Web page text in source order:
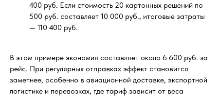
400 руб. Если стоимость 20 картонных решений по
500 руб. составляет 10 000 руб., итоговые затраты
— 110 400 руб.
В этом примере экономия составляет около 6 600 руб. за
рейс. При регулярных отправках эффект становится
заметнее, особенно в авиационной доставке, экспортной
логистике и перевозках, где тариф зависит от веса